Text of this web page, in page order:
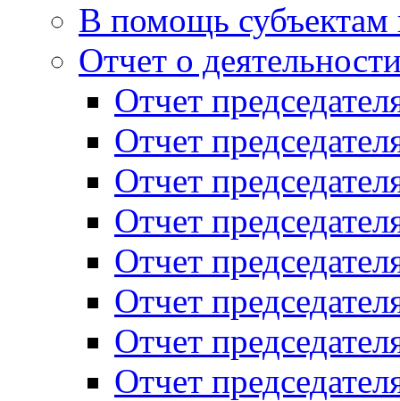
В помощь субъектам
Отчет о
Отчет
Отчет
Отчет
Отчет
Отчет
Отчет
Отчет
Отчет